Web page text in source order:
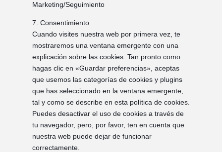
Marketing/Seguimiento
7. Consentimiento
Cuando visites nuestra web por primera vez, te
mostraremos una ventana emergente con una
explicación sobre las cookies. Tan pronto como
hagas clic en «Guardar preferencias», aceptas
que usemos las categorías de cookies y plugins
que has seleccionado en la ventana emergente,
tal y como se describe en esta política de cookies.
Puedes desactivar el uso de cookies a través de
tu navegador, pero, por favor, ten en cuenta que
nuestra web puede dejar de funcionar
correctamente.